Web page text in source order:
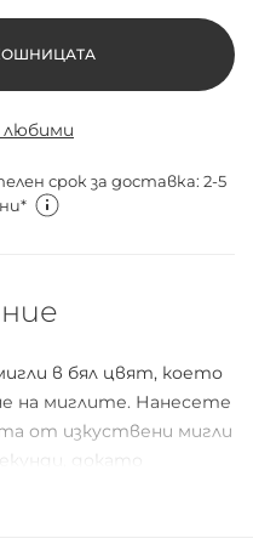
любими
срок за доставка: 2-5
в бял цвят, което
на миглите. Нанесете
от изкуствени мигли
докато
и внимателно